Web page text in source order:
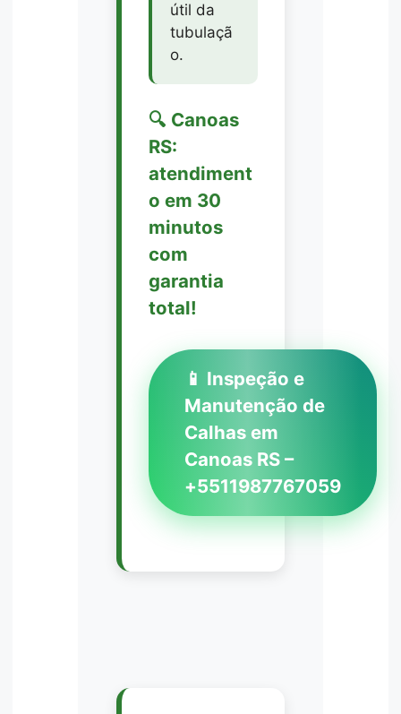
útil da
tubulaçã
o.
🔍 Canoas
RS:
atendiment
o em 30
minutos
com
garantia
total!
📱 Inspeção e
Manutenção de
Calhas em
Canoas RS –
+5511987767059